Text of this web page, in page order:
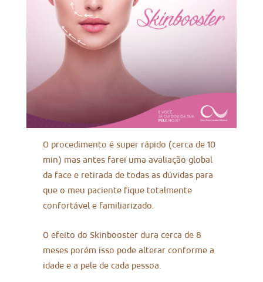
O procedimento é super rápido (cerca de 10
min) mas antes farei uma avaliação global
da face e retirada de todas as dúvidas para
que o meu paciente fique totalmente
confortável e familiarizado.
O efeito do Skinbooster dura cerca de 8
meses porém isso pode alterar conforme a
idade e a pele de cada pessoa.